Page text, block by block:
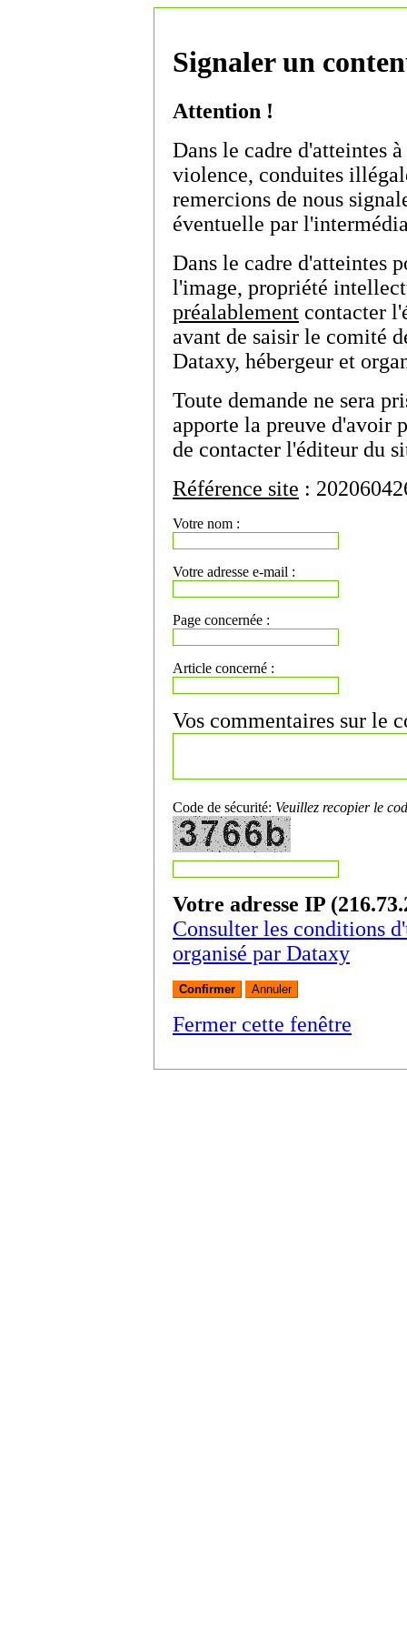
Signaler un
Attention !
Dans le cadre d'atteintes
violence, conduites
remercions de nous
éventuelle par
Dans le cadre d'atteintes
l'image, propriété
préalablement contacter
avant de saisir le comité
Dataxy, hébergeur et
Toute demande ne sera
apporte la preuve d'avoir
de contacter l'éditeur du
Référence site :
Votre nom :
Votre adresse e-mail :
Page concernée :
Article concerné :
Vos commentaires sur le
Code de sécurité: Veuillez recopier le
Votre adresse IP
Consulter les conditions
organisé par Dataxy
Fermer cette fenêtre